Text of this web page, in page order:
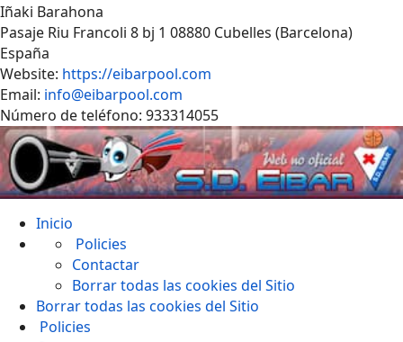
Iñaki Barahona
Pasaje Riu Francoli 8 bj 1 08880 Cubelles (Barcelona)
España
Website: https://eibarpool.com
Email: info@eibarpool.com
Número de teléfono: 933314055
Inicio
Policies
Contactar
Borrar todas las cookies del Sitio
Borrar todas las cookies del Sitio
Policies